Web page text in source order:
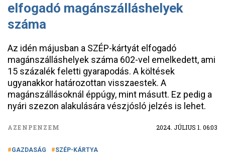
elfogadó magánszálláshelyek
száma
Az idén májusban a SZÉP-kártyát elfogadó
magánszálláshelyek száma 602-vel emelkedett, ami
15 százalék feletti gyarapodás. A költések
ugyanakkor határozottan visszaestek. A
magánszállásoknál éppúgy, mint másutt. Ez pedig a
nyári szezon alakulására vészjósló jelzés is lehet.
AZENPENZEM 2024. JÚLIUS 1. 06:03
GAZDASÁG SZÉP-KÁRTYA